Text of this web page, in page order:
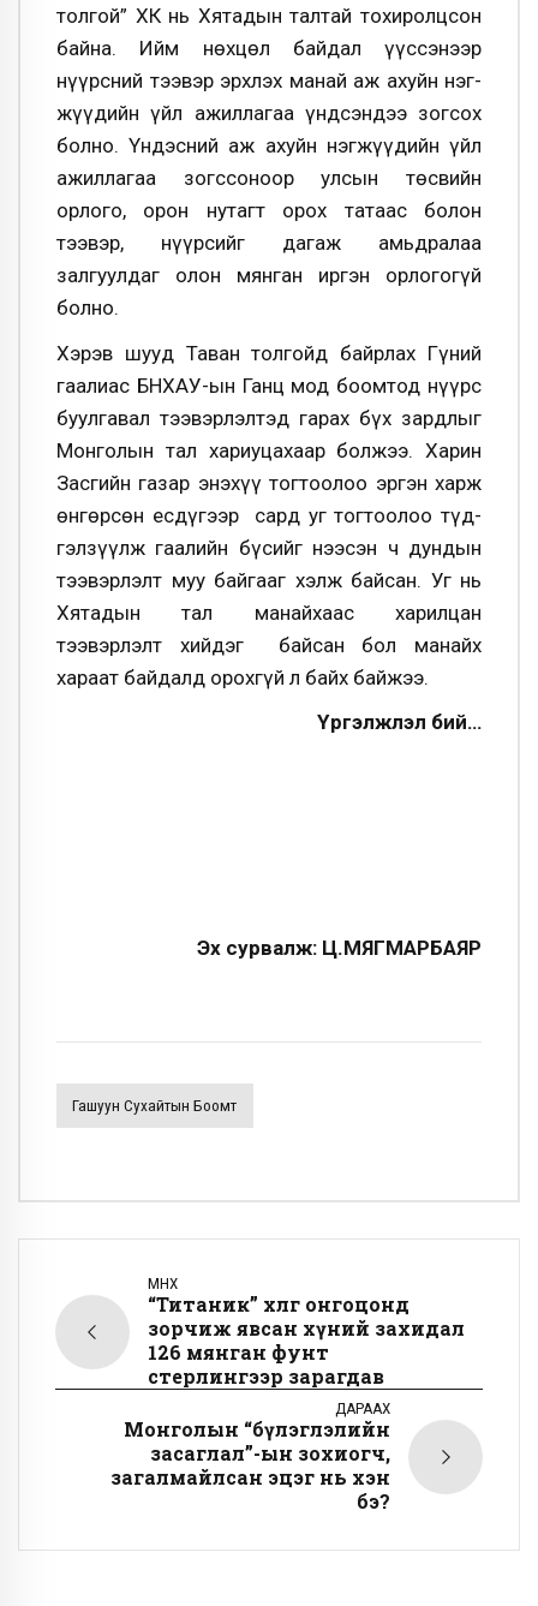
толгой” ХК нь Хятадын талтай то­хи­­­ролц­­сон
байна. Ийм нөхцөл байдал үүс­сэнээр
нүүрсний тээвэр эрх­лэх манай аж ахуйн нэг­
жүүдийн үйл ажиллагаа үндсэндээ зогсох
болно. Үн­дэсний аж ахуйн нэг­жүүдийн үйл
ажиллагаа зогссоноор улсын төсвийн
орлого, орон нутагт орох татаас болон
тээвэр, нүүрсийг дагаж амьдралаа
залгуулдаг олон мянган иргэн орлогогүй
болно.
Хэрэв шууд Таван толгойд байрлах Гүний
гаалиас БНХАУ-ын Ганц мод боомтод нүүрс
буулгавал тээвэрлэлтэд гарах бүх зардлыг
Монголын тал х­ар­иу­цахаар болжээ. Ха­рин
Засгийн газар энэхүү тогтоолоо эргэн харж
өнгөрсөн есдүгээр сард уг тогтоолоо түд­
гэл­­зүүлж гаалийн бүсийг нээсэн ч дундын
тээвэр­лэлт муу байгааг хэлж байсан. Уг нь
Хятадын тал манайхаас харилцан
тээвэрлэлт хийдэг байсан бол манайх
хараат байдалд орохгүй л байх байжээ.
Үргэлжлэл бий…
Эх сурвалж: Ц.МЯГМАРБАЯР
Гашуун Сухайтын Боомт
ӨМНӨХ
“Титаник” хөлөг онгоцонд
зорчиж явсан хүний захидал
126 мянган фунт
стерлингээр зарагдав
ДАРААХ
Монголын “бүлэглэлийн
засаглал”-ын зохиогч,
загалмайлсан эцэг нь хэн
бэ?